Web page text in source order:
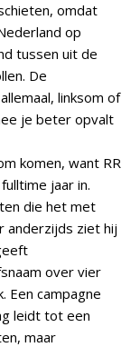
omdat
op
tussen uit de
De
linksom of
je beter opvalt
komen, want RR
jaar in.
die het met
anderzijds ziet hij
over vier
Een campagne
leidt tot een
maar